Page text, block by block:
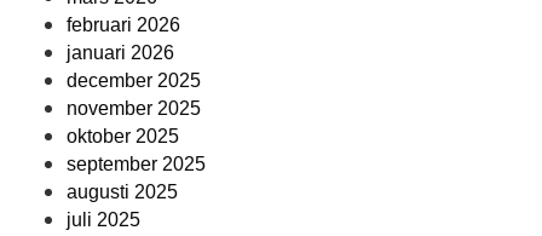
februari 2026
januari 2026
december 2025
november 2025
oktober 2025
september 2025
augusti 2025
juli 2025